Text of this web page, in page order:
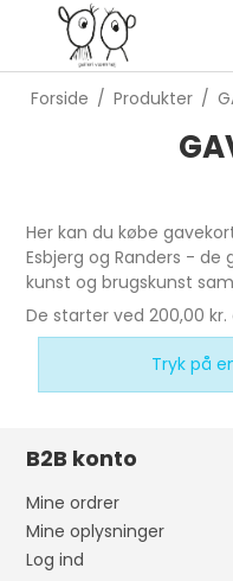
Forside / Produkter /
Her kan du købe
Esbjerg og Randers -
kunst og brugskunst
De starter ved 200,00
Tryk på
B2B konto
Mine ordrer
Mine oplysninger
Log ind